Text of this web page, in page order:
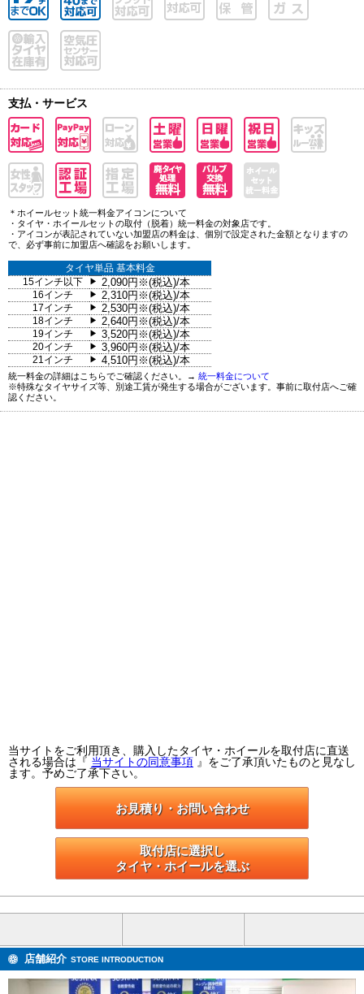
支払・サービス
＊ホイールセット統一料金アイコンについて
・タイヤ・ホイールセットの取付（脱着）統一料金の対象店です。
・アイコンが表記されていない加盟店の料金は、個別で設定された金額となりますの
で、必ず事前に加盟店へ確認をお願いします。
タイヤ単品 基本料金
15インチ以下
▶ 2,090円※(税込)/本
16インチ ▶ 2,310円※(税込)/本
17インチ ▶ 2,530円※(税込)/本
18インチ ▶ 2,640円※(税込)/本
19インチ ▶ 3,520円※(税込)/本
20インチ ▶ 3,960円※(税込)/本
21インチ ▶ 4,510円※(税込)/本
統一料金の詳細はこちらでご確認ください。→ 統一料金について
※特殊なタイヤサイズ等、別途工賃が発生する場合がございます。事前に取付店へご確
認ください。
当サイトをご利用頂き、購入したタイヤ・ホイールを取付店に直送
される場合は『 当サイトの同意事項 』をご了承頂いたものと見なし
ます。予めご了承下さい。
お見積り・お問い合わせ
取付店に選択し
タイヤ・ホイールを選ぶ
店舗紹介 STORE INTRODUCTION